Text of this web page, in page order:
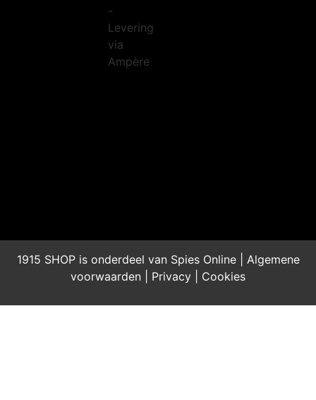
1915 SHOP is onderdeel van Spies Online | Algemene
voorwaarden
Privacy Cookies